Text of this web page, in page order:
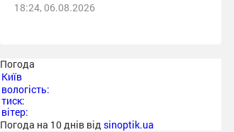
18:24, 06.08.2026
Погода
Київ
вологість:
тиск:
вітер:
Погода на 10 днів від sinoptik.ua